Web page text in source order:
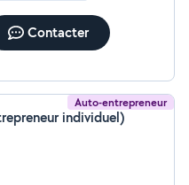
Contacter
Auto-entrepreneur
individuel)